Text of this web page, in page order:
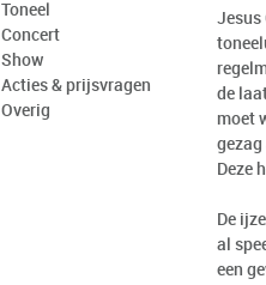
Toneel
Concert
Show
Acties & prijsvragen
Overig
Jesus
de
moet
gezag
Deze
De
al
een